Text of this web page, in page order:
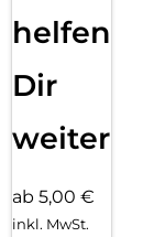
helfen
Dir
weiter
ab 5,00 €
inkl. MwSt.